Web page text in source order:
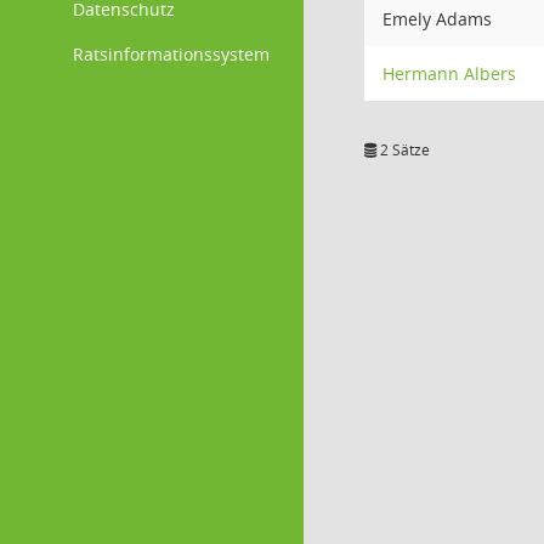
Datenschutz
Ratsinformationssystem
Emely Adams
Hermann Albers
2 Sätze